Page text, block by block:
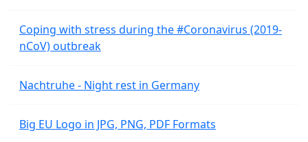
Coping with stress during the #Coronavirus (2019-
nCoV) outbreak
Nachtruhe - Night rest in Germany
Big EU Logo in JPG, PNG, PDF Formats